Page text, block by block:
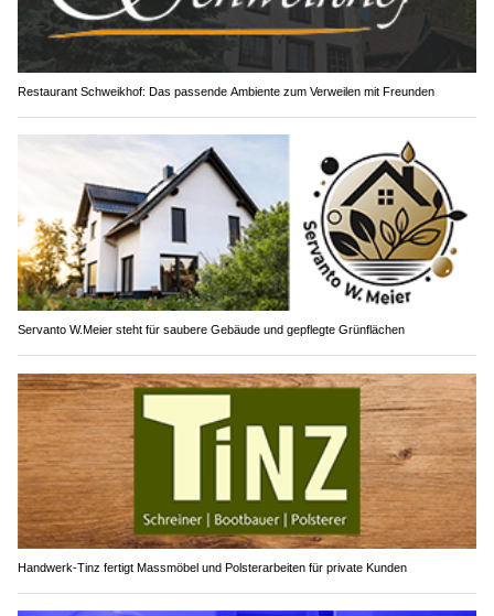
Restaurant Schweikhof: Das passende Ambiente zum Verweilen mit Freunden
Servanto W.Meier steht für saubere Gebäude und gepflegte Grünflächen
Handwerk-Tinz fertigt Massmöbel und Polsterarbeiten für private Kunden